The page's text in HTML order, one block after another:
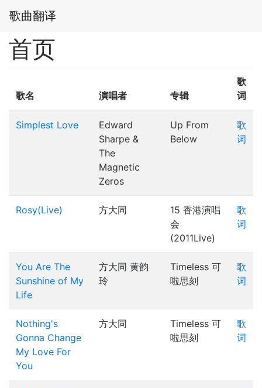
歌曲翻译
首页
歌名 演唱者 专辑
歌
词
Simplest Love
Edward
Sharpe &
The
Magnetic
Zeros
Up From
Below
歌
词
Rosy(Live) 方大同
15 香港演唱
会
(2011Live)
歌
词
You Are The
Sunshine of My
Life
方大同 黄韵
玲
Timeless 可
啦思刻
歌
词
Nothing's
Gonna Change
My Love For
You
方大同
Timeless 可
啦思刻
歌
词